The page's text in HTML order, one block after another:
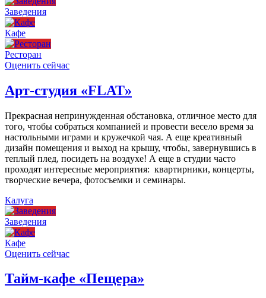
Заведения
Кафе
Ресторан
Оценить сейчас
Арт-студия «FLAT»
Прекрасная непринужденная обстановка, отличное место для
того, чтобы собраться компанией и провести весело время за
настольными играми и кружечкой чая. А еще креативный
дизайн помещения и выход на крышу, чтобы, завернувшись в
теплый плед, посидеть на воздухе! А еще в студии часто
проходят интересные мероприятия: квартирники, концерты,
творческие вечера, фотосъемки и семинары.
Калуга
Заведения
Кафе
Оценить сейчас
Тайм-кафе «Пещера»